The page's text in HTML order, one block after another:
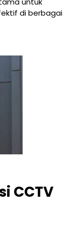
di berbagai
CCTV